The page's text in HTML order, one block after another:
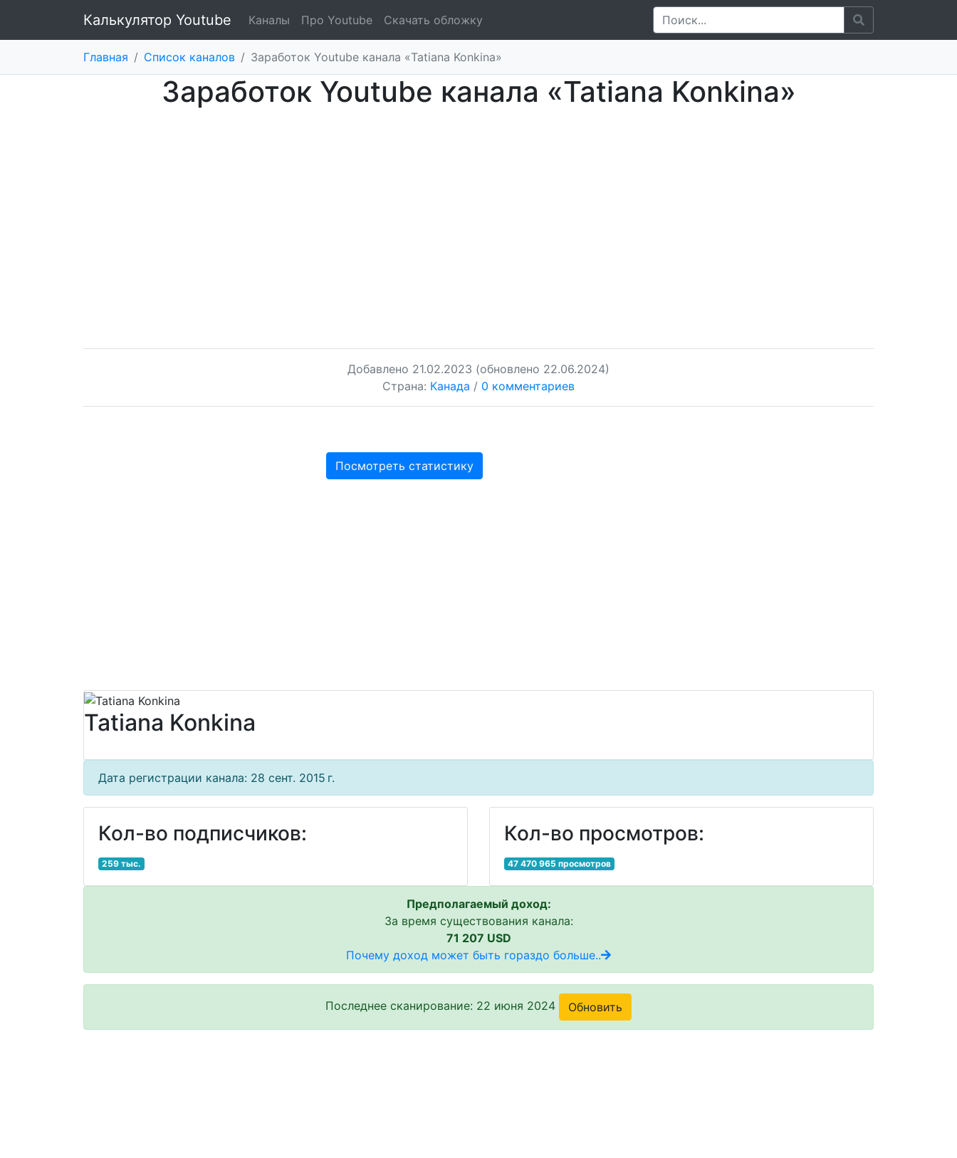
Калькулятор Youtube Каналы Про Youtube Скачать обложку
Главная / Список каналов / Заработок Youtube канала «Tatiana Konkina»
Заработок Youtube канала «Tatiana Konkina»
Добавлено 21.02.2023 (обновлено 22.06.2024)
Страна: Канада / 0 комментариев
Посмотреть статистику
Tatiana Konkina
Дата регистрации канала: 28 сент. 2015 г.
Кол-во подписчиков:
259 тыс.
Кол-во просмотров:
47 470 965 просмотров
Предполагаемый доход:
За время существования канала:
71 207 USD
Почему доход может быть гораздо больше..
Последнее сканирование: 22 июня 2024 Обновить